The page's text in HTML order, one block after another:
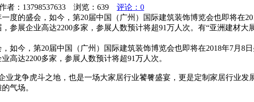
者：13798537633 浏览： 639
评论：0
度的盛会，如今，第20届中国（广州）国际建筑装饰博览会也即将在
展企业高达2200多家，参展人数预计将超91万人次。有“亚洲建材大
如今，第20届中国（广州）国际建筑装饰博览会也即将在2018年7月8
达2200多家，参展人数预计将超91万人次。
龙争虎斗之地，也是一场大家居行业饕餮盛宴，更是定制家居行业发
气场。